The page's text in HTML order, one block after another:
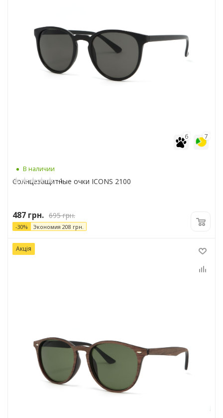
7
6
В наличии
-1
Солнцезащитные очки ICONS 2100
487 грн. 695грн.
-30% Экономия 208 грн.
Акція